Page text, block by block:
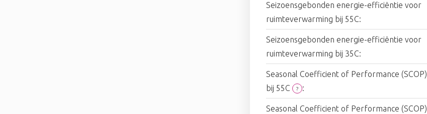
Seizoensgebonden energie-efficiëntie voor
ruimteverwarming bij 55C:
Seizoensgebonden energie-efficiëntie voor
ruimteverwarming bij 35C:
Seasonal Coefficient of Performance (SCOP)
bij 55C
? :
Seasonal Coefficient of Performance (SCOP)